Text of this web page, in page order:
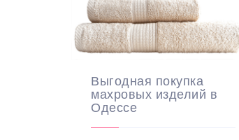
Выгодная покупка
махровых изделий в
Одессе